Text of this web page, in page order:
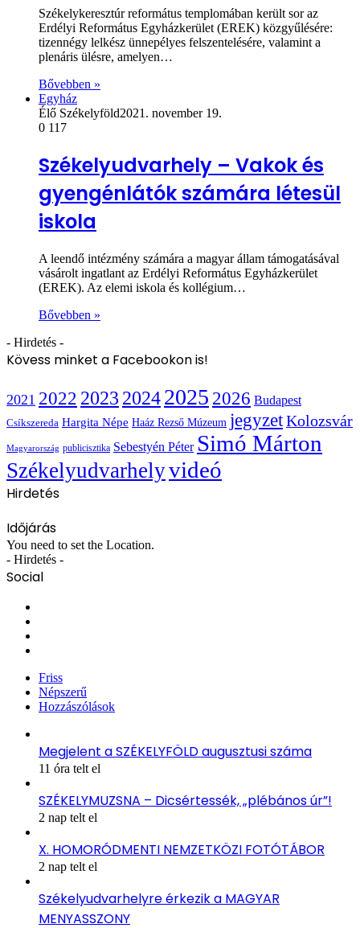
Székelykeresztúr református templomában került sor az
Erdélyi Református Egyházkerület (EREK) közgyűlésére:
tizennégy lelkész ünnepélyes felszentelésére, valamint a
plenáris ülésre, amelyen…
Bővebben »
Egyház
Élő Székelyföld2021. november 19.
0 117
Székelyudvarhely – Vakok és
gyengénlátók számára létesül
iskola
A leendő intézmény számára a magyar állam támogatásával
vásárolt ingatlant az Erdélyi Református Egyházkerület
(EREK). Az elemi iskola és kollégium…
Bővebben »
- Hirdetés -
Kövess minket a Facebookon is!
2021 2022 2023 20242025 2026 Budapest
Csíkszereda Hargita Népe Haáz Rezső Múzeum jegyzetKolozsvár
Magyarország publicisztika Sebestyén Péter Simó Márton
Székelyudvarhelyvideó
Hirdetés
Időjárás
You need to set the Location.
- Hirdetés -
Social
Friss
Népszerű
Hozzászólások
Megjelent a SZÉKELYFÖLD augusztusi száma
11 óra telt el
SZÉKELYMUZSNA – Dicsértessék, „plébános úr”!
2 nap telt el
X. HOMORÓDMENTI NEMZETKÖZI FOTÓTÁBOR
2 nap telt el
Székelyudvarhelyre érkezik a MAGYAR
MENYASSZONY